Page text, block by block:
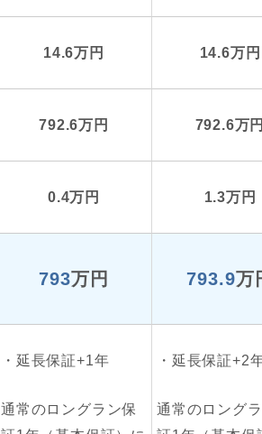
14.6万円 14.6万円
792.6万円 792.6万
0.4万円 1.3万円
793万円 793.9万
延長保証+1年 延長保証+2
通常のロングラン保
通常のロング